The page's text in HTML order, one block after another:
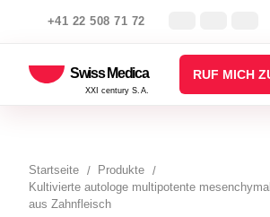
+41 22 508 71 72
Swiss Medica
XXI century S.A.
RUF MICH
Startseite
Produkte
Kultivierte autologe multipotente
aus Zahnfleisch